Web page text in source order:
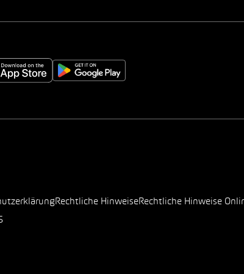
Rechtliche HinweiseRechtliche Hinweise